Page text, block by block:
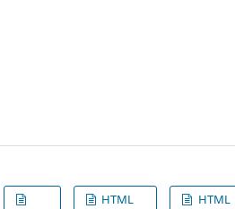
HTML
HTML